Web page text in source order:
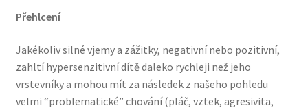
Přehlcení
Jakékoliv silné vjemy a zážitky, negativní nebo pozitivní,
zahltí hypersenzitivní dítě daleko rychleji než jeho
vrstevníky a mohou mít za následek z našeho pohledu
velmi “problematické” chování (pláč, vztek, agresivita,